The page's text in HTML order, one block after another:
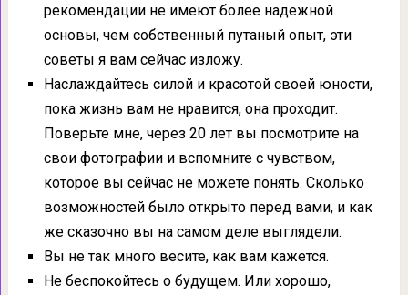
рекомендации не имеют более надежной
основы, чем собственный путаный опыт, эти
советы я вам сейчас изложу.
Наслаждайтесь силой и красотой своей юности,
пока жизнь вам не нравится, она проходит.
Поверьте мне, через 20 лет вы посмотрите на
свои фотографии и вспомните с чувством,
которое вы сейчас не можете понять. Сколько
возможностей было открыто перед вами, и как
же сказочно вы на самом деле выглядели.
Вы не так много весите, как вам кажется.
Не беспокойтесь о будущем. Или хорошо,